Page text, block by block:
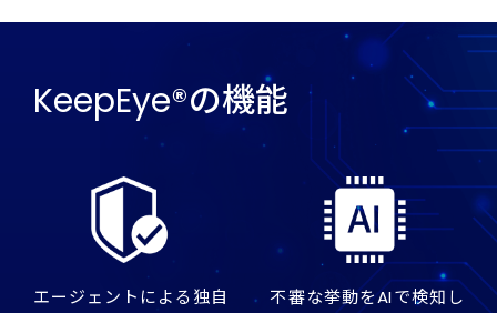
KeepEye®の機能
エージェントによる独自
不審な挙動をAIで検知し